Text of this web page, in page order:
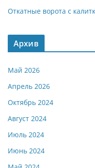
Откатные ворота с
Архив
Май 2026
Апрель 2026
Октябрь 2024
Август 2024
Июль 2024
Июнь 2024